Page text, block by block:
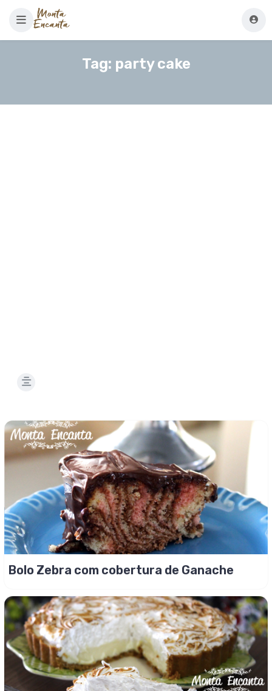
Tag: party cake
Bolo Zebra com cobertura de Ganache